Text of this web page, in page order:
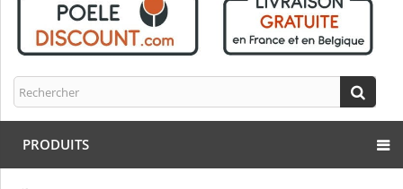
PRODUITS